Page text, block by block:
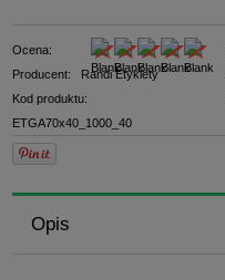
Ocena:
Producent:
Randi Etykiety
Kod produktu:
ETGA70x40_1000_40
Opis